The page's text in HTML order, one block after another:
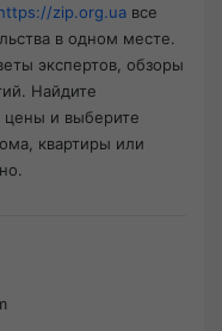
zip.org.ua все
в одном месте.
экспертов, обзоры
Найдите
цены и выберите
квартиры или